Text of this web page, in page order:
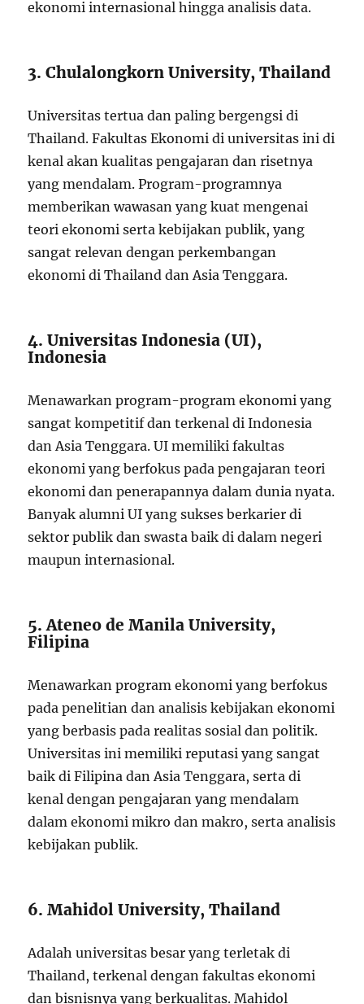
ekonomi internasional hingga analisis data.
3. Chulalongkorn University, Thailand
Universitas tertua dan paling bergengsi di
Thailand. Fakultas Ekonomi di universitas ini di
kenal akan kualitas pengajaran dan risetnya
yang mendalam. Program-programnya
memberikan wawasan yang kuat mengenai
teori ekonomi serta kebijakan publik, yang
sangat relevan dengan perkembangan
ekonomi di Thailand dan Asia Tenggara.
4. Universitas Indonesia (UI),
Indonesia
Menawarkan program-program ekonomi yang
sangat kompetitif dan terkenal di Indonesia
dan Asia Tenggara. UI memiliki fakultas
ekonomi yang berfokus pada pengajaran teori
ekonomi dan penerapannya dalam dunia nyata.
Banyak alumni UI yang sukses berkarier di
sektor publik dan swasta baik di dalam negeri
maupun internasional.
5. Ateneo de Manila University,
Filipina
Menawarkan program ekonomi yang berfokus
pada penelitian dan analisis kebijakan ekonomi
yang berbasis pada realitas sosial dan politik.
Universitas ini memiliki reputasi yang sangat
baik di Filipina dan Asia Tenggara, serta di
kenal dengan pengajaran yang mendalam
dalam ekonomi mikro dan makro, serta analisis
kebijakan publik.
6. Mahidol University, Thailand
Adalah universitas besar yang terletak di
Thailand, terkenal dengan fakultas ekonomi
dan bisnisnya yang berkualitas. Mahidol